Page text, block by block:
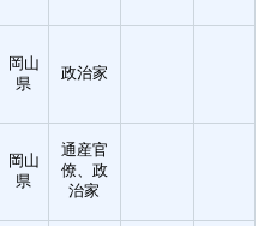
岡山
県
政治家
岡山
県
通産官
僚、政
治家